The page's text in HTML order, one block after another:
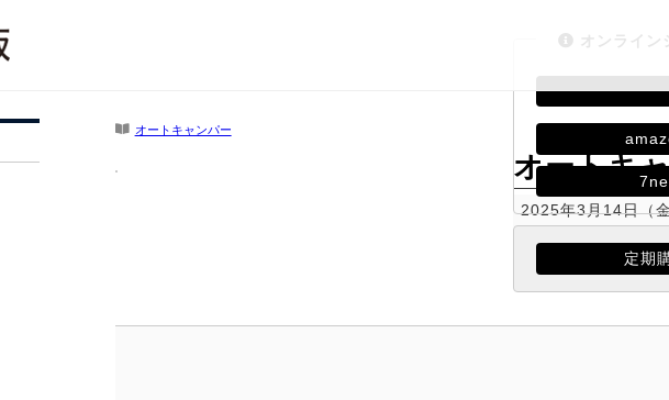
オートキャンパー
オートキ
2025年3月14日（
【特別付録】
「道の駅2025 全
オンライン
定期